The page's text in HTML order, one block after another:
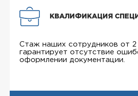
КВАЛИФИКАЦИЯ
Стаж наших сотрудников от 2
гарантирует отсутствие
оформлении документации.